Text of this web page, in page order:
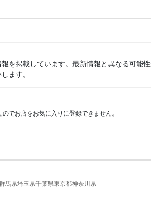
を掲載しています。最新情報と異なる可能
ます。
でお店をお気に入りに登録できません。
馬県埼玉県千葉県東京都神奈川県